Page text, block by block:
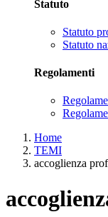
Statuto
Statuto
Statuto
Regolamenti
Home
TEMI
accoglienza